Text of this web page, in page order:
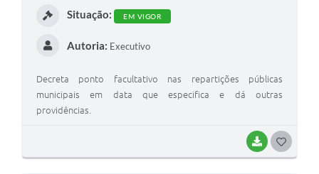
BAIXAR
Situação: EM VIGOR
Autoria: Executivo
Decreta ponto facultativo nas repartições públicas
municipais em data que especifica e dá outras
providências.